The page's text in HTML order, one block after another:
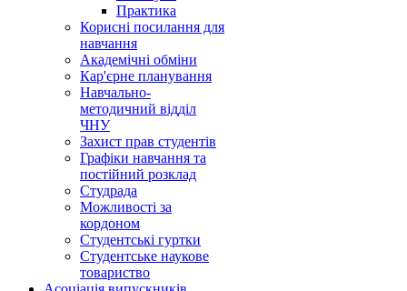
Практика
Корисні посилання для
навчання
Академічні обміни
Кар'єрне планування
Навчально-
методичний відділ
ЧНУ
Захист прав студентів
Графіки навчання та
постійний розклад
Студрада
Можливості за
кордоном
Студентські гуртки
Студентське наукове
товариство